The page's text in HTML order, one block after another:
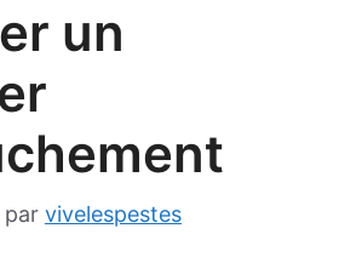
un
par vivelespestes